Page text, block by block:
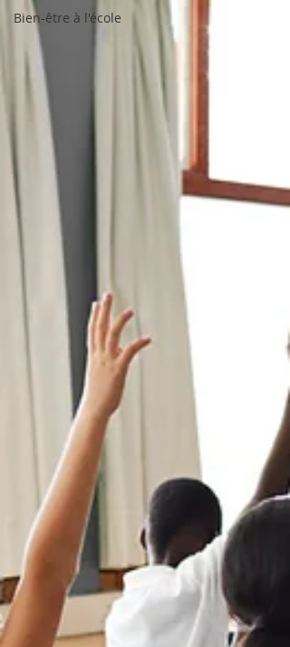
Bien-être à l'école